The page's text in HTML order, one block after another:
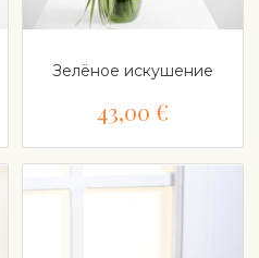
Зелёное искушение
43,00 €